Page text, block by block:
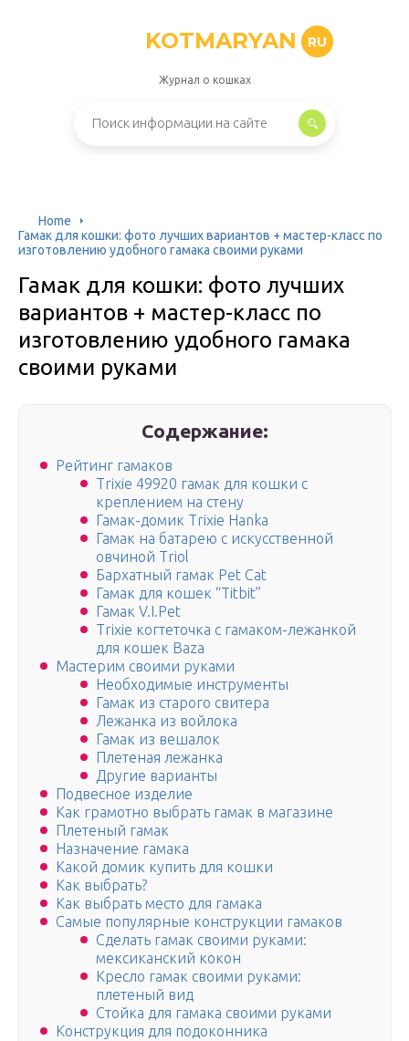
KOTMARYAN RU
Журнал о кошках
Home
Гамак для кошки: фото лучших вариантов + мастер-класс по
изготовлению удобного гамака своими руками
Гамак для кошки: фото лучших
вариантов + мастер-класс по
изготовлению удобного гамака
своими руками
Содержание:
Рейтинг гамаков
Trixie 49920 гамак для кошки с
креплением на стену
Гамак-домик Trixie Hanka
Гамак на батарею с искусственной
овчиной Triol
Бархатный гамак Pet Cat
Гамак для кошек “Titbit”
Гамак V.I.Pet
Trixie когтеточка с гамаком-лежанкой
для кошек Baza
Мастерим своими руками
Необходимые инструменты
Гамак из старого свитера
Лежанка из войлока
Гамак из вешалок
Плетеная лежанка
Другие варианты
Подвесное изделие
Как грамотно выбрать гамак в магазине
Плетеный гамак
Назначение гамака
Какой домик купить для кошки
Как выбрать?
Как выбрать место для гамака
Самые популярные конструкции гамаков
Сделать гамак своими руками:
мексиканский кокон
Кресло гамак своими руками:
плетеный вид
Стойка для гамака своими руками
Конструкция для подоконника